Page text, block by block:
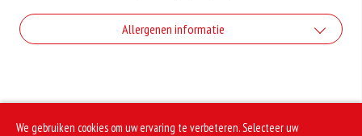
Allergenen informatie
We gebruiken cookies om uw ervaring te verbeteren. Selecteer uw